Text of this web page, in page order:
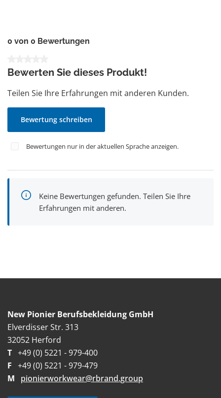
0 von 0 Bewertungen
Bewerten Sie dieses Produkt!
Teilen Sie Ihre Erfahrungen mit anderen Kunden.
Bewertung schreiben
Bewertungen nur in der aktuellen Sprache anzeigen.
Keine Bewertungen gefunden. Teilen Sie Ihre
Erfahrungen mit anderen.
New Pionier Berufsbekleidung GmbH
Elverdisser Str. 313
32052 Herford
T +49 (0) 5221 - 979-400
F +49 (0) 5221 - 979-479
M
pionierworkwear@rbrand.group